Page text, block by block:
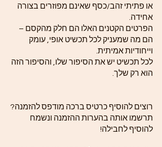
או פתיתי זהב/כסף שאינם מפוזרים בצורה
אחידה.
הפרטים הקטנים האלו הם חלק מהקסם –
הם מה שמעניק לכל תכשיט אופי, עומק
וייחודיות אמיתית.
לכל תכשיט יש את הסיפור שלו, והסיפור הזה
הוא רק שלך.
רוצים להוסיף כרטיס ברכה מודפס להזמנה?
תרשמו אותה בהערות ההזמנה ונשמח
להוסיף לחבילה!